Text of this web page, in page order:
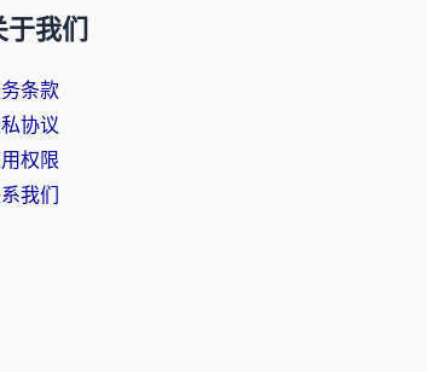
于我们
条款
私协议
权限
我们